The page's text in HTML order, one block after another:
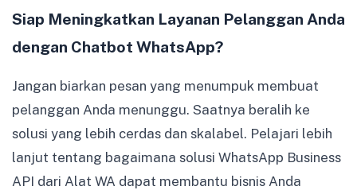
Siap Meningkatkan Layanan Pelanggan Anda
dengan Chatbot WhatsApp?
Jangan biarkan pesan yang menumpuk membuat
pelanggan Anda menunggu. Saatnya beralih ke
solusi yang lebih cerdas dan skalabel. Pelajari lebih
lanjut tentang bagaimana solusi WhatsApp Business
API dari Alat WA dapat membantu bisnis Anda